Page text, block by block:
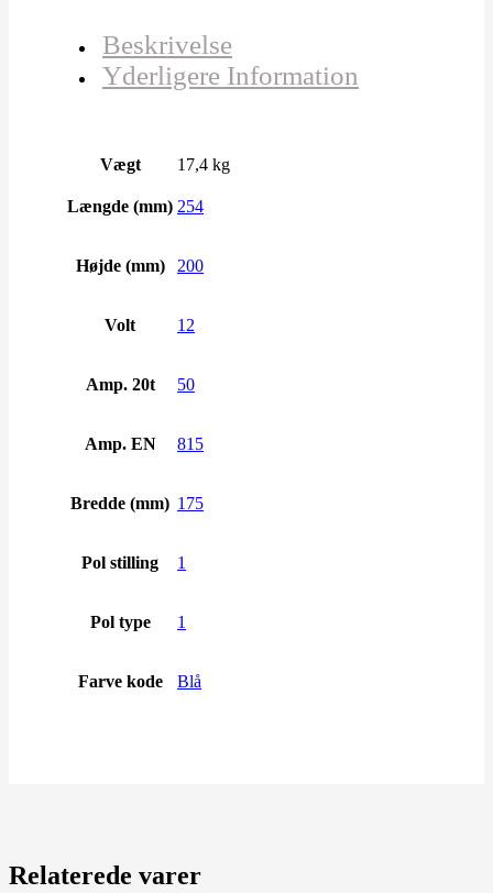
Beskrivelse
Yderligere Information
Vægt 17,4 kg
Længde (mm) 254
Højde (mm) 200
Volt 12
Amp. 20t 50
Amp. EN 815
Bredde (mm) 175
Pol stilling 1
Pol type 1
Farve kode Blå
Relaterede varer